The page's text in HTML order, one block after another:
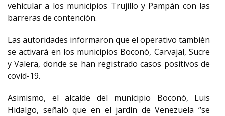
vehicular a los municipios Trujillo y Pampán con las
barreras de contención.
Las autoridades informaron que el operativo también
se activará en los municipios Boconó, Carvajal, Sucre
y Valera, donde se han registrado casos positivos de
covid-19.
Asimismo, el alcalde del municipio Boconó, Luis
Hidalgo, señaló que en el jardín de Venezuela “se